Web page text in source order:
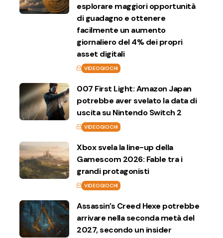
esplorare maggiori opportunità
di guadagno e ottenere
facilmente un aumento
giornaliero del 4% dei propri
asset digitali
VIDEOGIOCHI
007 First Light: Amazon Japan
potrebbe aver svelato la data di
uscita su Nintendo Switch 2
VIDEOGIOCHI
Xbox svela la line-up della
Gamescom 2026: Fable tra i
grandi protagonisti
VIDEOGIOCHI
Assassin’s Creed Hexe potrebbe
arrivare nella seconda metà del
2027, secondo un insider